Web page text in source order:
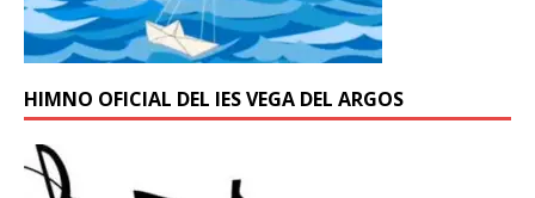
HIMNO OFICIAL DEL IES VEGA DEL ARGOS